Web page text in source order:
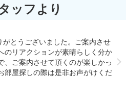
ッフより
がとうございました。ご案内させ
のリアクションが素晴らしく分か
、ご案内させて頂くのが楽しかっ
部屋探しの際は是非お声がけくだ